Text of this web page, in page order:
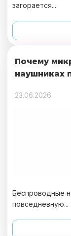
загорается...
Почему
наушниках
23.06.2026
Беспроводные
повседневную...